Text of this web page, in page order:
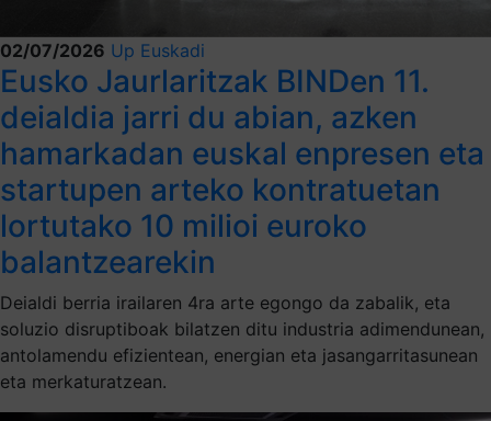
02/07/2026 Up Euskadi
Eusko Jaurlaritzak BINDen 11.
deialdia jarri du abian, azken
hamarkadan euskal enpresen eta
startupen arteko kontratuetan
lortutako 10 milioi euroko
balantzearekin
Deialdi berria irailaren 4ra arte egongo da zabalik, eta
soluzio disruptiboak bilatzen ditu industria adimendunean,
antolamendu efizientean, energian eta jasangarritasunean
eta merkaturatzean.